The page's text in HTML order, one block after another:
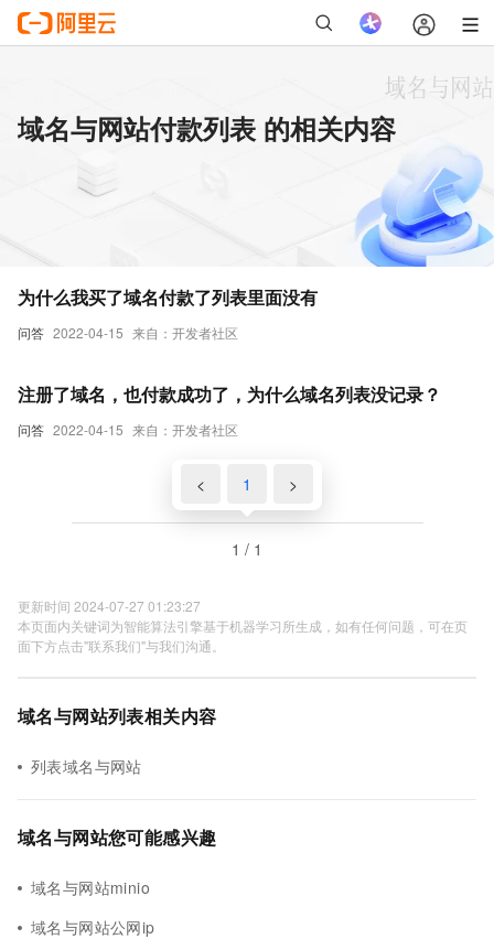
域名与网站付款列表 的相关内容
问答 2022-04-15 来自：开发者社区
为什么我买了域名付款了列表里面没有
问答 2022-04-15 来自：开发者社区
注册了域名，也付款成功了，为什么域名列表没记录？
< 1 >
1 / 1
更新时间 2024-07-27 01:23:27
本页面内关键词为智能算法引擎基于机器学习所生成，如有任何问题，可在页
面下方点击"联系我们"与我们沟通。
域名与网站列表相关内容
列表域名与网站
域名与网站您可能感兴趣
域名与网站minio
域名与网站公网ip